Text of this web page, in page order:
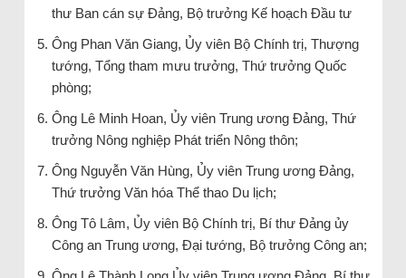
thư Ban cán sự Đảng, Bộ trưởng Kế hoạch Đầu tư
Ông Phan Văn Giang, Ủy viên Bộ Chính trị, Thượng
tướng, Tổng tham mưu trưởng, Thứ trưởng Quốc
phòng;
Ông Lê Minh Hoan, Ủy viên Trung ương Đảng, Thứ
trưởng Nông nghiệp Phát triển Nông thôn;
Ông Nguyễn Văn Hùng, Ủy viên Trung ương Đảng,
Thứ trưởng Văn hóa Thể thao Du lịch;
Ông Tô Lâm, Ủy viên Bộ Chính trị, Bí thư Đảng ủy
Công an Trung ương, Đại tướng, Bộ trưởng Công an;